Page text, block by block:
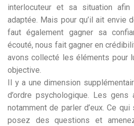
interlocuteur et sa situation
adaptée. Mais pour qu’il ait envie
faut également gagner sa
écouté, nous fait gagner en
avons collecté les éléments pour
objective.
Il y a une dimension
d’ordre psychologique. Les
notamment de parler d’eux. Ce
posez des questions et